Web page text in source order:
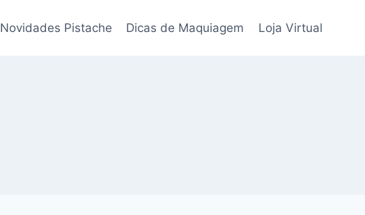
Novidades Pistache Dicas de Maquiagem Loja Virtual